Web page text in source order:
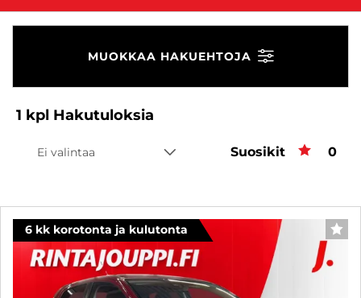
MUOKKAA HAKUEHTOJA
1 kpl Hakutuloksia
Ei valintaa Suosikit 0
6 kk korotonta ja kulutonta